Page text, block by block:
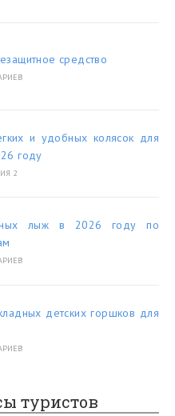
средство
и удобных колясок для
году
2
лыж в 2026 году по
детских горшков для
туристов